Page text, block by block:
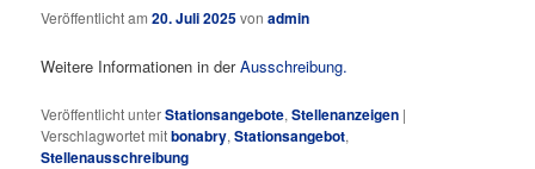
Veröffentlicht am20. Juli 2025vonadmin
Weitere Informationen in derAusschreibung.
Veröffentlicht unterStationsangebote,Stellenanzeigen |
Verschlagwortet mitbonabry,Stationsangebot,
Stellenausschreibung